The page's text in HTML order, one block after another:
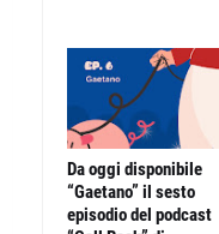
Da oggi disponibile
“Gaetano” il sesto
episodio del podcast